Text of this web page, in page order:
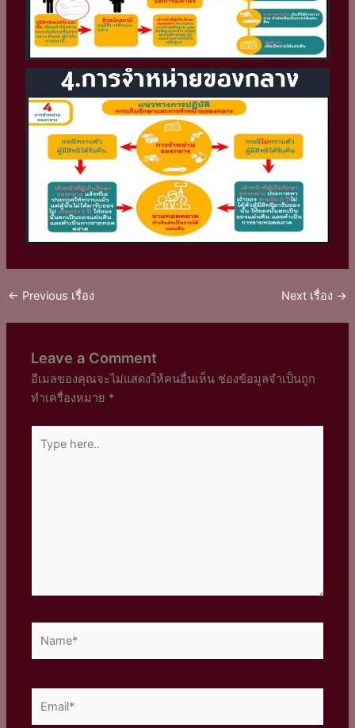
← Previous เรื่อง Next เรื่อง →
Leave a Comment
อีเมลของคุณจะไม่แสดงให้คนอื่นเห็น ช่องข้อมูลจำเป็นถูก
ทำเครื่องหมาย *
here..